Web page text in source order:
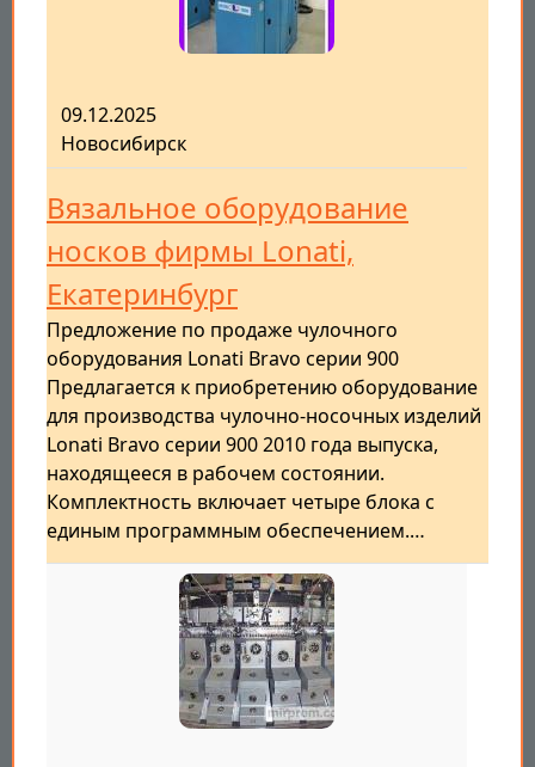
09.12.2025
Новосибирск
Вязальное оборудование
носков фирмы Lonati,
Екатеринбург
Предложение по продаже чулочного
оборудования Lonati Bravo серии 900
Предлагается к приобретению оборудование
для производства чулочно-носочных изделий
Lonati Bravo серии 900 2010 года выпуска,
находящееся в рабочем состоянии.
Комплектность включает четыре блока с
единым программным обеспечением.…